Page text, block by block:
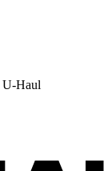
U-Haul